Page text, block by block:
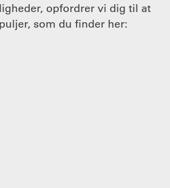
opfordrer vi dig til at
som du finder her: